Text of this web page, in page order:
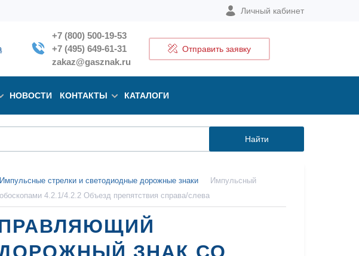
Личный кабинет
+7 (800) 500-19-53
+7 (495) 649-61-31
zakaz@gasznak.ru
Отправить заявку
НОВОСТИ КОНТАКТЫ КАТАЛОГИ
Найти
Импульсные стрелки и светодиодные дорожные знаки
Импульсный
4.2.1/4.2.2 Объезд препятствия справа/слева